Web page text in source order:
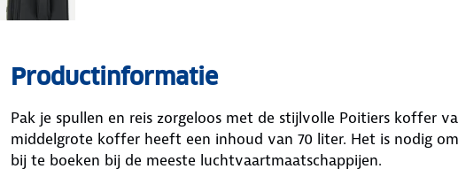
Productinformatie
Pak je spullen en reis zorgeloos met de stijlvolle Poitiers koffer
middelgrote koffer heeft een inhoud van 70 liter. Het is nodig
bij te boeken bij de meeste luchtvaartmaatschappijen.